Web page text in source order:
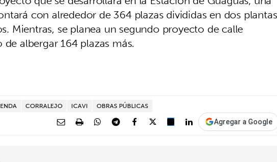
con alrededor de 364 plazas divididas en dos plantas
Mientras, se planea un segundo proyecto de calle
albergar 164 plazas más.
CORRALEJO ICAVI OBRAS PÚBLICAS
Agregar a Google